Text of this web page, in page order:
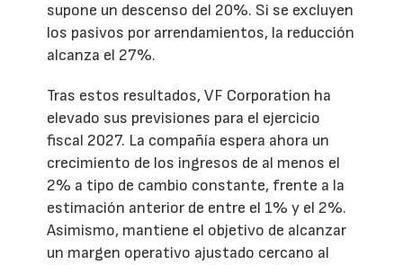
supone un descenso del 20%. Si se excluyen
los pasivos por arrendamientos, la reducción
alcanza el 27%.
Tras estos resultados, VF Corporation ha
elevado sus previsiones para el ejercicio
fiscal 2027. La compañía espera ahora un
crecimiento de los ingresos de al menos el
2% a tipo de cambio constante, frente a la
estimación anterior de entre el 1% y el 2%.
Asimismo, mantiene el objetivo de alcanzar
un margen operativo ajustado cercano al